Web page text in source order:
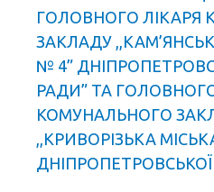
ГОЛОВНОГО ЛІКАРЯ
ЗАКЛАДУ
№ 4”
РАДИ” ТА
КОМУНАЛЬНОГО
,,КРИВОРІЗЬКА